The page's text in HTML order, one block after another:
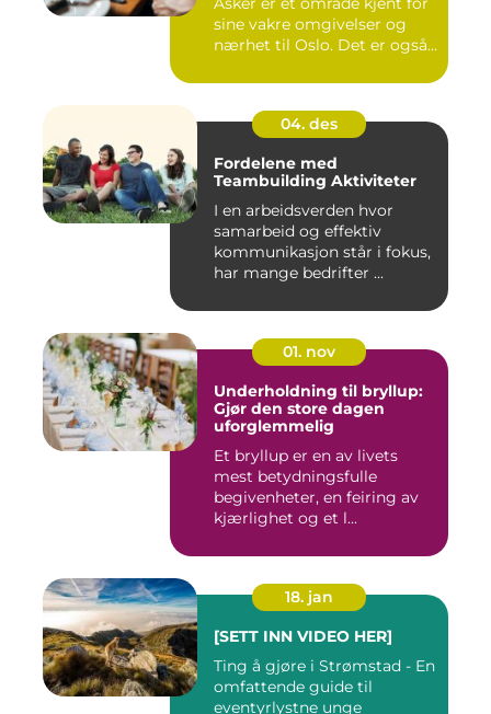
sine vakre omgivelser og
nærhet til Oslo. Det er også...
04. des
Fordelene med
Teambuilding Aktiviteter
I en arbeidsverden hvor
samarbeid og effektiv
kommunikasjon står i fokus,
har mange bedrifter ...
01. nov
Underholdning til bryllup:
Gjør den store dagen
uforglemmelig
Et bryllup er en av livets
mest betydningsfulle
begivenheter, en feiring av
kjærlighet og et l...
18. jan
[SETT INN VIDEO HER]
Ting å gjøre i Strømstad - En
omfattende guide til
eventyrlystne unge